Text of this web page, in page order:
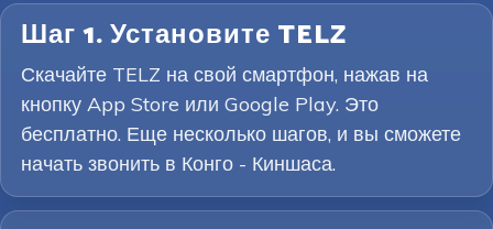
Шаг 1. Установите TELZ
Скачайте TELZ на свой смартфон, нажав на
кнопку App Store или Google Play. Это
бесплатно. Еще несколько шагов, и вы сможете
начать звонить в Конго - Киншаса.